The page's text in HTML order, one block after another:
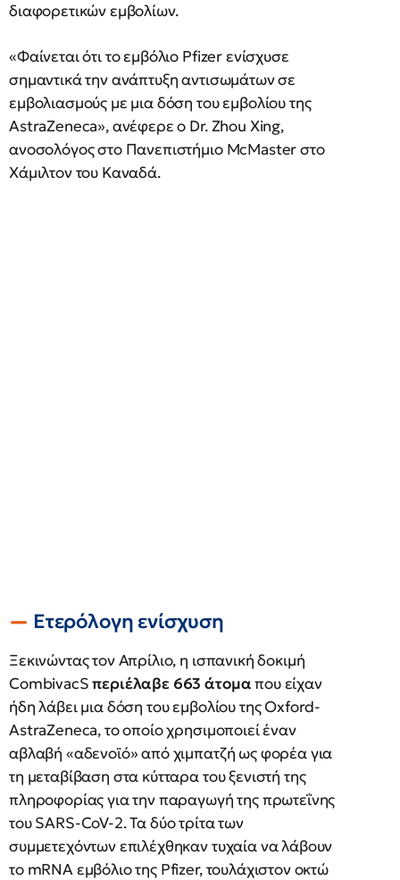
διαφορετικών εμβολίων.
«Φαίνεται ότι το εμβόλιο Pfizer ενίσχυσε
σημαντικά την ανάπτυξη αντισωμάτων σε
εμβολιασμούς με μια δόση του εμβολίου της
AstraZeneca», ανέφερε ο Dr. Zhou Xing,
ανοσολόγος στο Πανεπιστήμιο McMaster στο
Χάμιλτον του Καναδά.
Ετερόλογη ενίσχυση
Ξεκινώντας τον Απρίλιο, η ισπανική δοκιμή
CombivacSπεριέλαβε 663 άτομαπου είχαν
ήδη λάβει μια δόση του εμβολίου της Oxford-
AstraZeneca, το οποίο χρησιμοποιεί έναν
αβλαβή «αδενοϊό» από χιμπατζή ως φορέα για
τη μεταβίβαση στα κύτταρα του ξενιστή της
πληροφορίας για την παραγωγή της πρωτεΐνης
του SARS-CoV-2. Τα δύο τρίτα των
συμμετεχόντων επιλέχθηκαν τυχαία να λάβουν
το mRNA εμβόλιο της Pfizer, τουλάχιστον οκτώ